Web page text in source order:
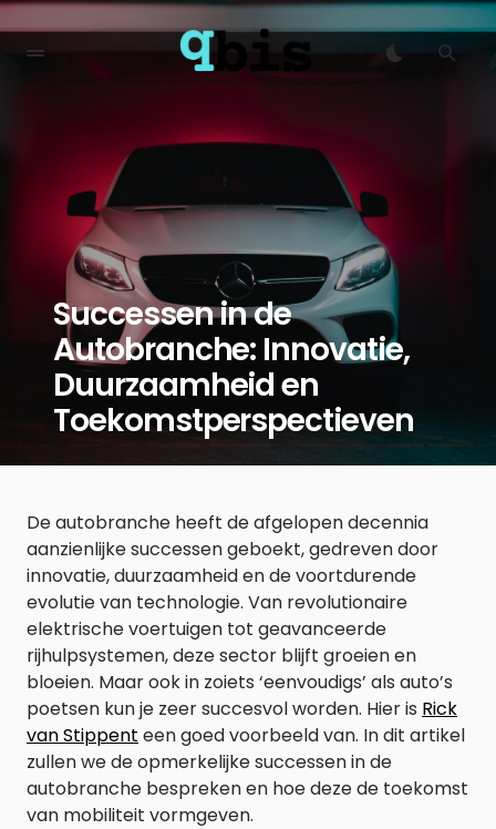
Successen in de
Autobranche: Innovatie,
Duurzaamheid en
Toekomstperspectieven
De autobranche heeft de afgelopen decennia
aanzienlijke successen geboekt, gedreven door
innovatie, duurzaamheid en de voortdurende
evolutie van technologie. Van revolutionaire
elektrische voertuigen tot geavanceerde
rijhulpsystemen, deze sector blijft groeien en
bloeien. Maar ook in zoiets ‘eenvoudigs’ als auto’s
poetsen kun je zeer succesvol worden. Hier is Rick
van Stippent een goed voorbeeld van. In dit artikel
zullen we de opmerkelijke successen in de
autobranche bespreken en hoe deze de toekomst
van mobiliteit vormgeven.